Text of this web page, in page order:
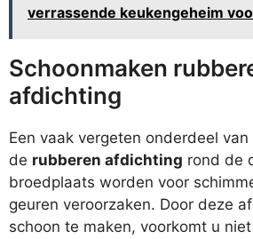
verrassende keukengeheim
Schoonmaken
afdichting
Een vaak vergeten onderdeel
de rubberen afdichting rond de
broedplaats worden voor
geuren veroorzaken. Door deze
schoon te maken, voorkomt u